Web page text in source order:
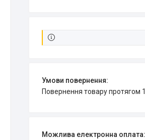
повернення товару протягом